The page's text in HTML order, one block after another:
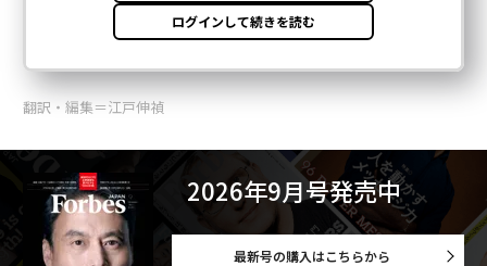
翻訳・編集＝江戸伸禎
2026年9月号発売中
最新号の購入はこちらから